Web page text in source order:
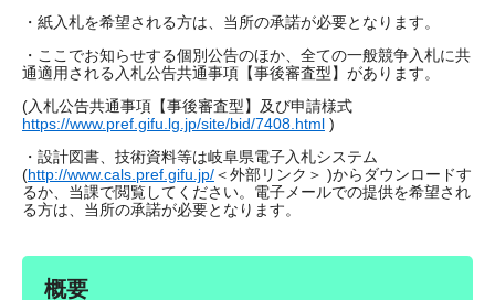
・紙入札を希望される方は、当所の承諾が必要となります。
・ここでお知らせする個別公告のほか、全ての一般競争入札に共
通適用される入札公告共通事項【事後審査型】があります。
(入札公告共通事項【事後審査型】及び申請様式
https://www.pref.gifu.lg.jp/site/bid/7408.html )
・設計図書、技術資料等は岐阜県電子入札システム
(http://www.cals.pref.gifu.jp/＜外部リンク＞ )からダウンロードす
るか、当課で閲覧してください。電子メールでの提供を希望され
る方は、当所の承諾が必要となります。
概要